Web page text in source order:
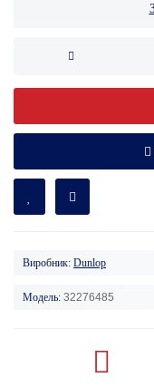
Виробник: Dunlop
Модель: 32276485